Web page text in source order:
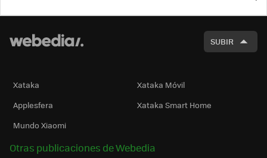
SUBIR
Xataka
Xataka Móvil
Applesfera
Xataka Smart Home
Mundo Xiaomi
Otras publicaciones de Webedia